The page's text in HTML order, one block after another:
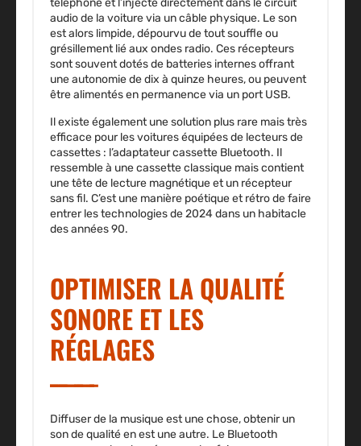
téléphone et l’injecte directement dans le circuit
audio de la voiture via un câble physique. Le son
est alors limpide, dépourvu de tout souffle ou
grésillement lié aux ondes radio. Ces récepteurs
sont souvent dotés de batteries internes offrant
une autonomie de dix à quinze heures, ou peuvent
être alimentés en permanence via un port USB.
Il existe également une solution plus rare mais très
efficace pour les voitures équipées de lecteurs de
cassettes : l’adaptateur cassette Bluetooth. Il
ressemble à une cassette classique mais contient
une tête de lecture magnétique et un récepteur
sans fil. C’est une manière poétique et rétro de faire
entrer les technologies de 2024 dans un habitacle
des années 90.
OPTIMISER LA QUALITÉ
SONORE ET LES
RÉGLAGES
Diffuser de la musique est une chose, obtenir un
son de qualité en est une autre. Le Bluetooth